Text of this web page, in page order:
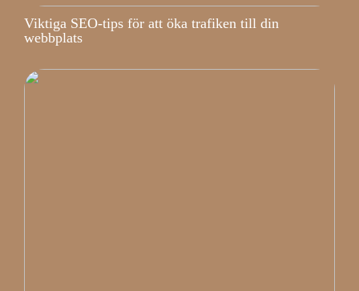
Viktiga SEO-tips för att öka trafiken till din
webbplats